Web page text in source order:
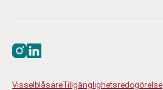
VisselblåsareTillgänglighetsredogörelse
Besök oss på instagram
Besök oss på linkedin